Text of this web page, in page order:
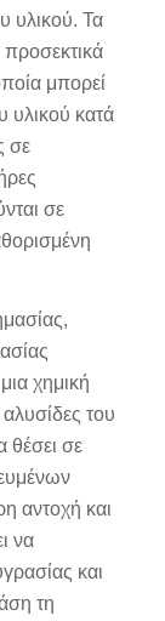
υλικού. Τα
προσεκτικά
μπορεί
υλικού κατά
σε
σε
χημική
του
θέσει σε
αντοχή και
να
και
τη